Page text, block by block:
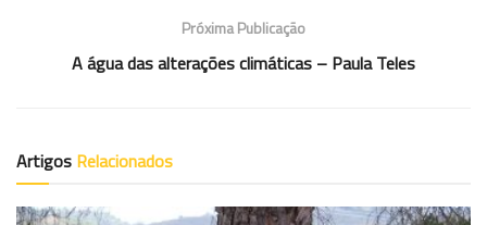
Próxima Publicação
A água das alterações climáticas – Paula Teles
Artigos Relacionados